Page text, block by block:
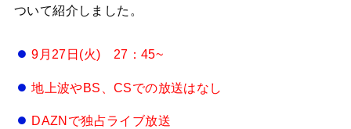
ついて紹介しました。
9月27日(火) 27：45~
地上波やBS、CSでの放送はなし
DAZNで独占ライブ放送